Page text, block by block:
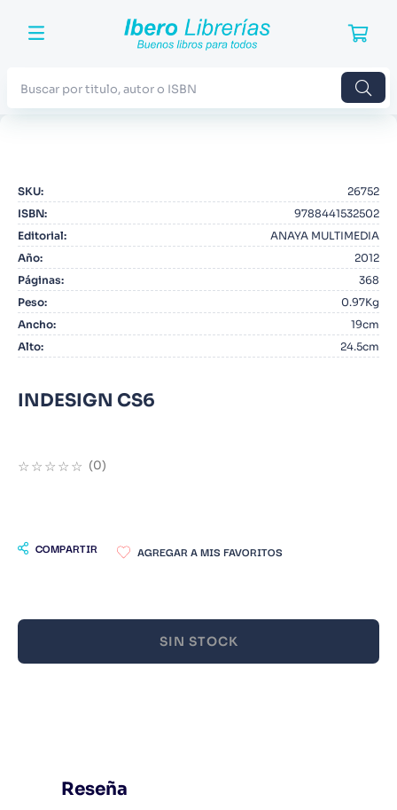
SKU:
26752
ISBN:
9788441532502
Editorial:
ANAYA MULTIMEDIA
Año:
2012
Páginas:
368
Peso:
0.97Kg
Ancho:
19cm
Alto: 24.5cm
INDESIGN CS6
☆☆☆☆☆ (0)
COMPARTIR
SIN STOCK
Reseña
2. Blue Lock
3. Jujutsu Kaisen
4. Odisea
5. Manga
6. Iliada
7. Stephen King